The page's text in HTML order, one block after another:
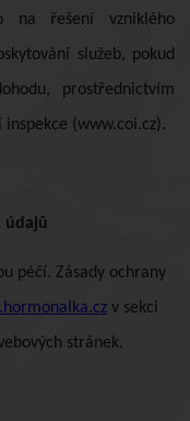
na řešení vzniklého
služeb, pokud
prostřednictvím
(www.coi.cz).
údajů
péčí. Zásady ochrany
v sekci
stránek.